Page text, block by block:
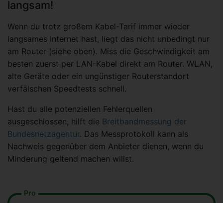
langsam!
Wenn du trotz großem Kabel-Tarif immer wieder
langsames Internet hast, liegt das nicht unbedingt nur
am Router (siehe oben). Miss die Geschwindigkeit am
besten zuerst per LAN-Kabel direkt am Router. WLAN,
alte Geräte oder ein ungünstiger Routerstandort
verfälschen Speedtests schnell.
Hast du alle potenziellen Fehlerquellen
ausgeschlossen, hilft die Breitbandmessung der
Bundesnetzagentur. Das Messprotokoll kann als
Nachweis gegenüber dem Anbieter dienen, wenn du
Minderung geltend machen willst.
Pro